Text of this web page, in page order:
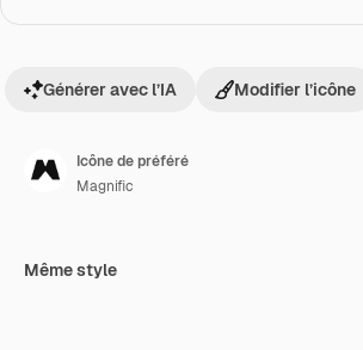
Générer avec l’IA Modifier l’icône
Icône de préféré
Magnific
Même style